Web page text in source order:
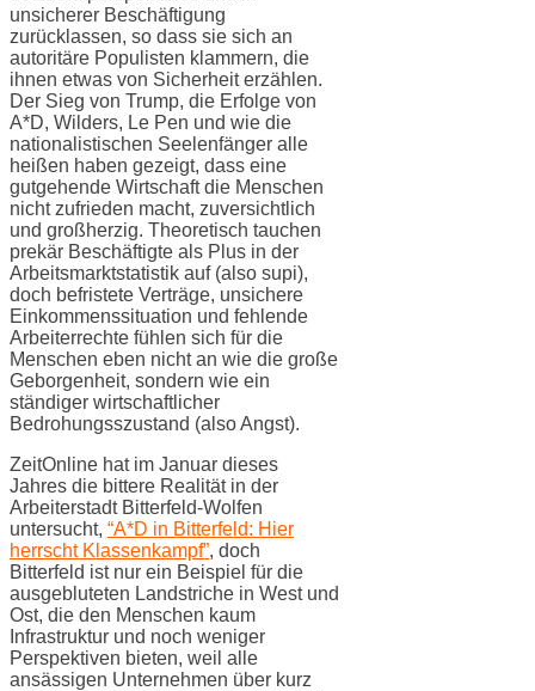
unsicherer Beschäftigung
zurücklassen, so dass sie sich an
autoritäre Populisten klammern, die
ihnen etwas von Sicherheit erzählen.
Der Sieg von Trump, die Erfolge von
A*D, Wilders, Le Pen und wie die
nationalistischen Seelenfänger alle
heißen haben gezeigt, dass eine
gutgehende Wirtschaft die Menschen
nicht zufrieden macht, zuversichtlich
und großherzig. Theoretisch tauchen
prekär Beschäftigte als Plus in der
Arbeitsmarktstatistik auf (also supi),
doch befristete Verträge, unsichere
Einkommenssituation und fehlende
Arbeiterrechte fühlen sich für die
Menschen eben nicht an wie die große
Geborgenheit, sondern wie ein
ständiger wirtschaftlicher
Bedrohungsszustand (also Angst).
ZeitOnline hat im Januar dieses
Jahres die bittere Realität in der
Arbeiterstadt Bitterfeld-Wolfen
untersucht, “A*D in Bitterfeld: Hier
herrscht Klassenkampf”, doch
Bitterfeld ist nur ein Beispiel für die
ausgebluteten Landstriche in West und
Ost, die den Menschen kaum
Infrastruktur und noch weniger
Perspektiven bieten, weil alle
ansässigen Unternehmen über kurz